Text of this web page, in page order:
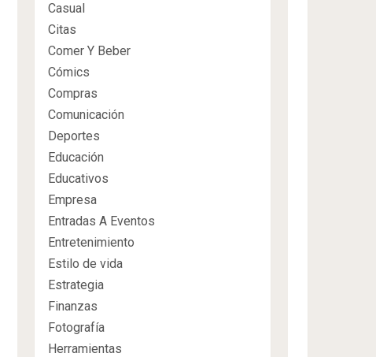
Casual
Citas
Comer Y Beber
Cómics
Compras
Comunicación
Deportes
Educación
Educativos
Empresa
Entradas A Eventos
Entretenimiento
Estilo de vida
Estrategia
Finanzas
Fotografía
Herramientas